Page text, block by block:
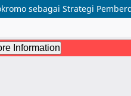
sebagai Strategi